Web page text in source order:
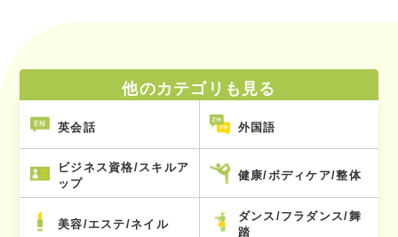
他のカテゴリも見る
英会話 外国語
ビジネス資格/スキルア
ップ
健康/ボディケア/整体
美容/エステ/ネイル
ダンス/フラダンス/舞
踏